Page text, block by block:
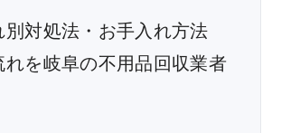
対処法・お手入れ方法
を岐阜の不用品回収業者